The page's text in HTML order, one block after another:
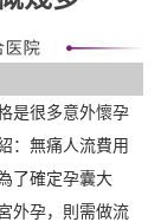
是很多意外懷孕
：無痛人流費用
了確定孕囊大
外孕，則需做流